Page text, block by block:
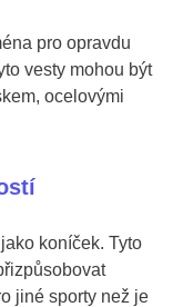
pro opravdu
vesty mohou být
ocelovými
koníček. Tyto
jiné sporty než je